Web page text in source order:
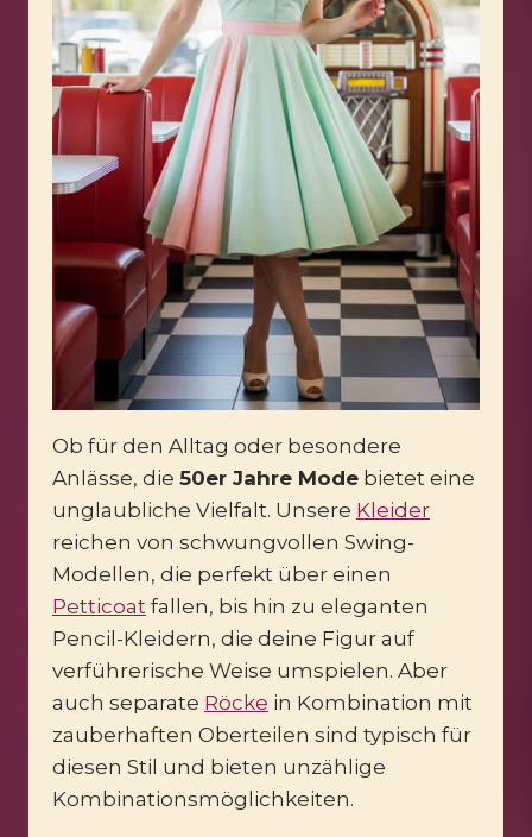
Ob für den Alltag oder besondere
Anlässe, die 50er Jahre Mode bietet eine
unglaubliche Vielfalt. Unsere Kleider
reichen von schwungvollen Swing-
Modellen, die perfekt über einen
Petticoat fallen, bis hin zu eleganten
Pencil-Kleidern, die deine Figur auf
verführerische Weise umspielen. Aber
auch separate Röcke in Kombination mit
zauberhaften Oberteilen sind typisch für
diesen Stil und bieten unzählige
Kombinationsmöglichkeiten.